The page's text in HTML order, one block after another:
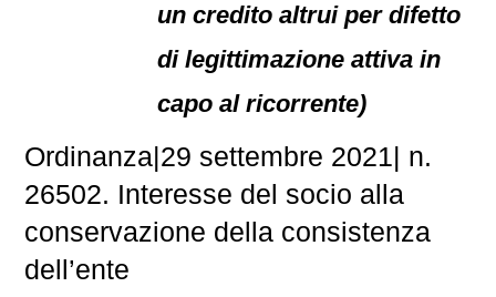
un credito altrui per difetto
di legittimazione attiva in
capo al ricorrente)
Ordinanza|29 settembre 2021| n.
26502. Interesse del socio alla
conservazione della consistenza
dell’ente